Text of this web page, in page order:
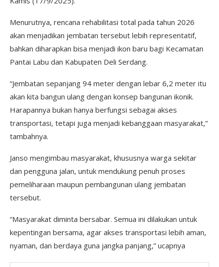
Menurutnya, rencana rehabilitasi total pada tahun 2026
akan menjadikan jembatan tersebut lebih representatif,
bahkan diharapkan bisa menjadi ikon baru bagi Kecamatan
Pantai Labu dan Kabupaten Deli Serdang.
“Jembatan sepanjang 94 meter dengan lebar 6,2 meter itu
akan kita bangun ulang dengan konsep bangunan ikonik.
Harapannya bukan hanya berfungsi sebagai akses
transportasi, tetapi juga menjadi kebanggaan masyarakat,”
tambahnya.
Janso mengimbau masyarakat, khususnya warga sekitar
dan pengguna jalan, untuk mendukung penuh proses
pemeliharaan maupun pembangunan ulang jembatan
tersebut.
“Masyarakat diminta bersabar. Semua ini dilakukan untuk
kepentingan bersama, agar akses transportasi lebih aman,
nyaman, dan berdaya guna jangka panjang,” ucapnya